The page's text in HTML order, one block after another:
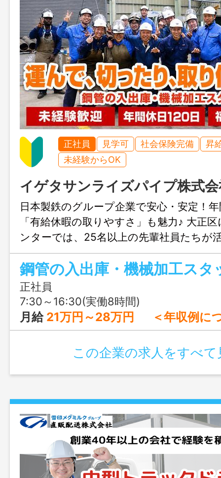
正社員 見学可 社会保険完備
昇
未経験からOK
イゲタサンライズパイプ株式
日本製鉄のグループ企業で安心・安定！
「有給休暇の取りやすさ」も魅力♪ 大正
ンターでは、25名以上の先輩社員たちが
す！
鋼管の入出庫・機械加工スタ
正社員
7:30～16:30(実働8時間)
月給 21万円～28万円 ＜年収例について＞ 20代中途入社の場合 ①入社1年目⇒年収約350万円 ②入社3年目
この企業の求人をすべて